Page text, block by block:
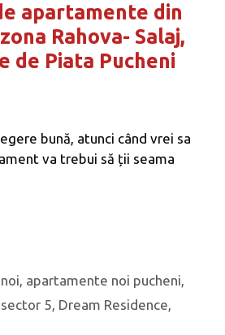
apartamente din
Rahova- Salaj,
de Piata Pucheni
bună, atunci când vrei sa
va trebui să ții seama
, apartamente noi pucheni,
5, Dream Residence,